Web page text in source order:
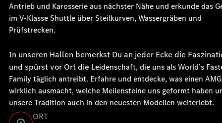
Antrieb und Karosserie aus nächster Nähe und erkunde das
im V-KlasseShuttle über Steilkurven, Wassergräben und
Prüfstrecken.
In unseren Hallen bemerkst Du an jeder Ecke die
und spürst vor Ort die Leidenschaft, die uns als World’s
Family täglich antreibt. Erfahre und entdecke, was einen AMG
wirklich ausmacht, welche Meilensteine uns geformt haben
unsere Tradition auch in den neuesten Modellen weiterlebt.
ORT